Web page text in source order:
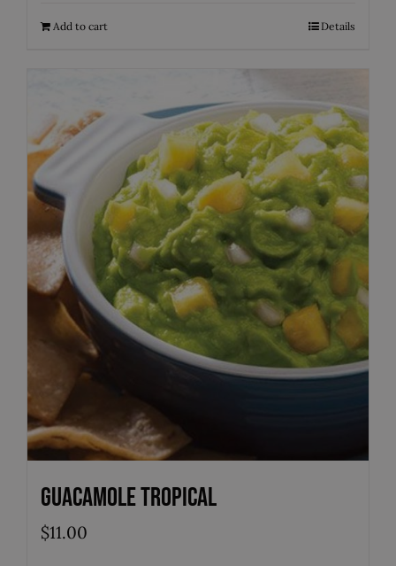
Add to cart Details
Guacamole Tropical
$11.00